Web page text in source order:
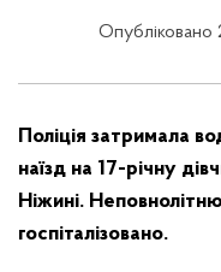
Опубліковано
Поліція затримала
наїзд на 17-річну
Ніжині.
госпіталізовано.